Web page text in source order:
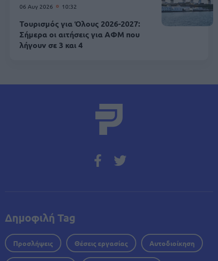
06 Αυγ 2026 10:32
Τουρισμός για Όλους 2026-2027:
Σήμερα οι αιτήσεις για ΑΦΜ που
λήγουν σε 3 και 4
Δημοφιλή Tag
Προσλήψεις Θέσεις εργασίας Αυτοδιοίκηση